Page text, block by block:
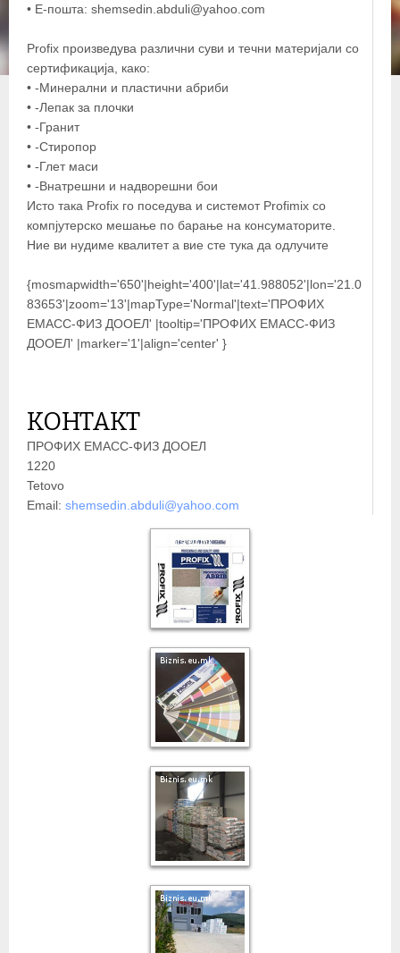
• Е-пошта: shemsedin.abduli@yahoo.com
Profix произведува различни суви и течни материјали со
сертификација, како:
• -Минерални и пластични абриби
• -Лепак за плочки
• -Гранит
• -Стиропор
• -Глет маси
• -Внатрешни и надворешни бои
Исто така Profix го поседува и системот Profimix со
компјутерско мешање по барање на консуматорите.
Ние ви нудиме квалитет а вие сте тука да одлучите
{mosmapwidth='650'|height='400'|lat='41.988052'|lon='21.0
83653'|zoom='13'|mapType='Normal'|text='ПРОФИХ
ЕМАСС-ФИЗ ДООЕЛ' |tooltip='ПРОФИХ ЕМАСС-ФИЗ
ДООЕЛ' |marker='1'|align='center' }
КОНТАКТ
ПРОФИХ ЕМАСС-ФИЗ ДООЕЛ
1220
Tetovo
Email: shemsedin.abduli@yahoo.com